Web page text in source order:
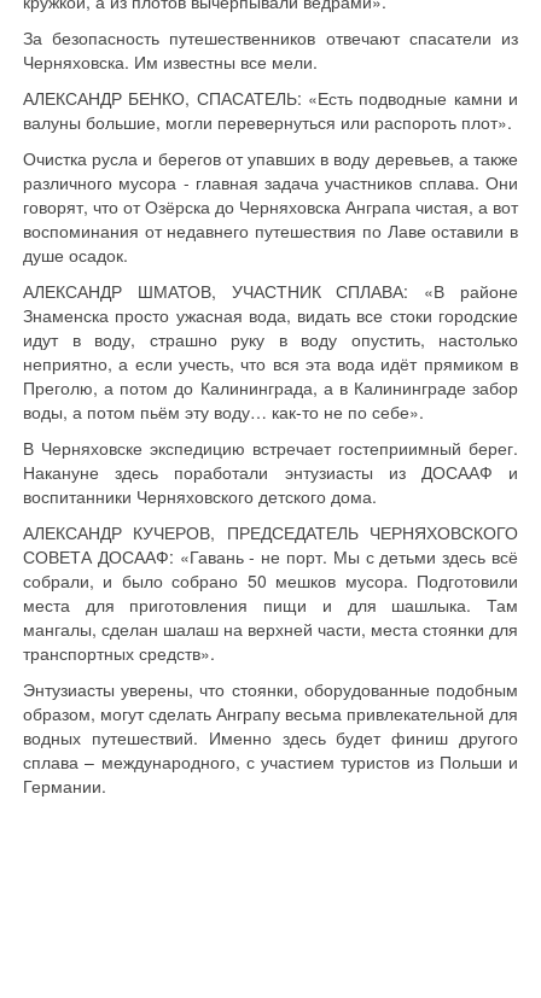
За безопасность путешественников отвечают спасатели из
Черняховска. Им известны все мели.
АЛЕКСАНДР БЕНКО, СПАСАТЕЛЬ: «Есть подводные камни и
валуны большие, могли перевернуться или распороть плот».
Очистка русла и берегов от упавших в воду деревьев, а также
различного мусора - главная задача участников сплава. Они
говорят, что от Озёрска до Черняховска Анграпа чистая, а вот
воспоминания от недавнего путешествия по Лаве оставили в
душе осадок.
АЛЕКСАНДР ШМАТОВ, УЧАСТНИК СПЛАВА: «В районе
Знаменска просто ужасная вода, видать все стоки городские
идут в воду, страшно руку в воду опустить, настолько
неприятно, а если учесть, что вся эта вода идёт прямиком в
Преголю, а потом до Калининграда, а в Калининграде забор
воды, а потом пьём эту воду… как-то не по себе».
В Черняховске экспедицию встречает гостеприимный берег.
Накануне здесь поработали энтузиасты из ДОСААФ и
воспитанники Черняховского детского дома.
АЛЕКСАНДР КУЧЕРОВ, ПРЕДСЕДАТЕЛЬ ЧЕРНЯХОВСКОГО
СОВЕТА ДОСААФ: «Гавань - не порт. Мы с детьми здесь всё
собрали, и было собрано 50 мешков мусора. Подготовили
места для приготовления пищи и для шашлыка. Там
мангалы, сделан шалаш на верхней части, места стоянки для
транспортных средств».
Энтузиасты уверены, что стоянки, оборудованные подобным
образом, могут сделать Анграпу весьма привлекательной для
водных путешествий. Именно здесь будет финиш другого
сплава – международного, с участием туристов из Польши и
Германии.